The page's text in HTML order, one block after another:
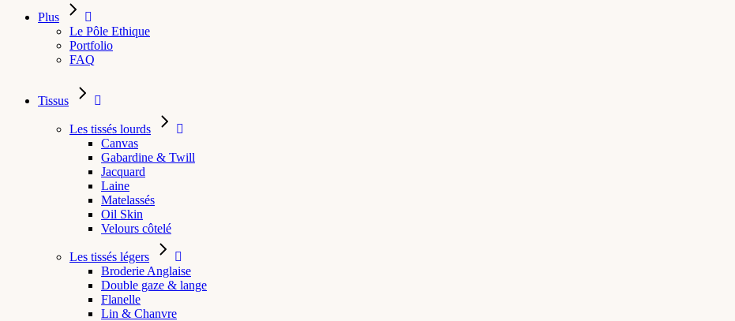
Plus
Le Pôle Ethique
Portfolio
FAQ
Tissus
Les tissés lourds
Canvas
Gabardine & Twill
Jacquard
Laine
Matelassés
Oil Skin
Velours côtelé
Les tissés légers
Broderie Anglaise
Double gaze & lange
Flanelle
Lin & Chanvre